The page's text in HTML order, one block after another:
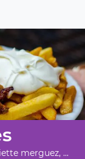
merguez, ...